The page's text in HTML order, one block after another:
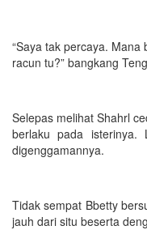
“Saya tak percaya.
racun tu?” bangkang
Selepas melihat Shahrl
berlaku pada isterinya.
digenggamannya.
Tidak sempat Bbetty
jauh dari situ beserta